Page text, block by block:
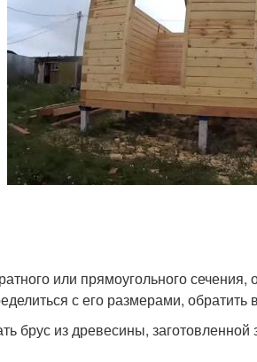
или прямоугольного
с его размерами,
брус из древесины,